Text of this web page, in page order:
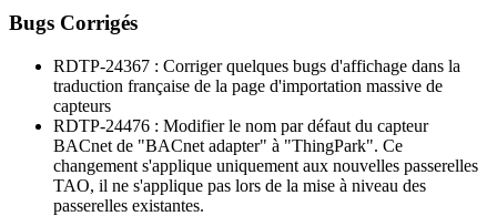
Bugs Corrigés
RDTP-24367 : Corriger quelques bugs d'affichage dans la
traduction française de la page d'importation massive de
capteurs
RDTP-24476 : Modifier le nom par défaut du capteur
BACnet de "BACnet adapter" à "ThingPark". Ce
changement s'applique uniquement aux nouvelles passerelles
TAO, il ne s'applique pas lors de la mise à niveau des
passerelles existantes.